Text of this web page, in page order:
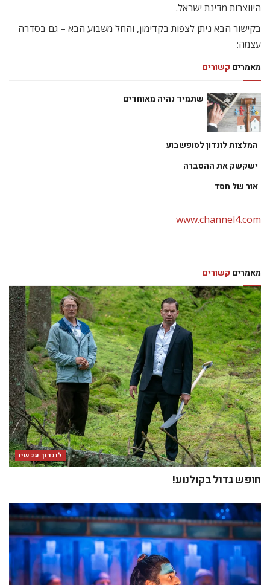
היווצרות מדינת ישראל.
בקישור הבא ניתן לצפות בקדימון, והחל משבוע הבא – גם בסדרה
עצמה:
מאמרים קשורים
שתמיד נהיה מאוחדים
המלצות לונדון לסופשבוע
ישקשק את ההסברה
אור של חסד
www.channel4.com
מאמרים קשורים
לונדון עכשיו
חופש גדול בקולנוע!